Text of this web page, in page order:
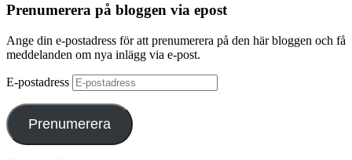
Prenumerera på bloggen via epost
Ange din e-postadress för att prenumerera på den här bloggen och få
meddelanden om nya inlägg via e-post.
E-postadress
Prenumerera